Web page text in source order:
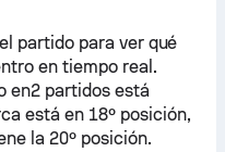
partido para ver qué
en tiempo real.
en2 partidos está
está en 18º posición,
la 20º posición.